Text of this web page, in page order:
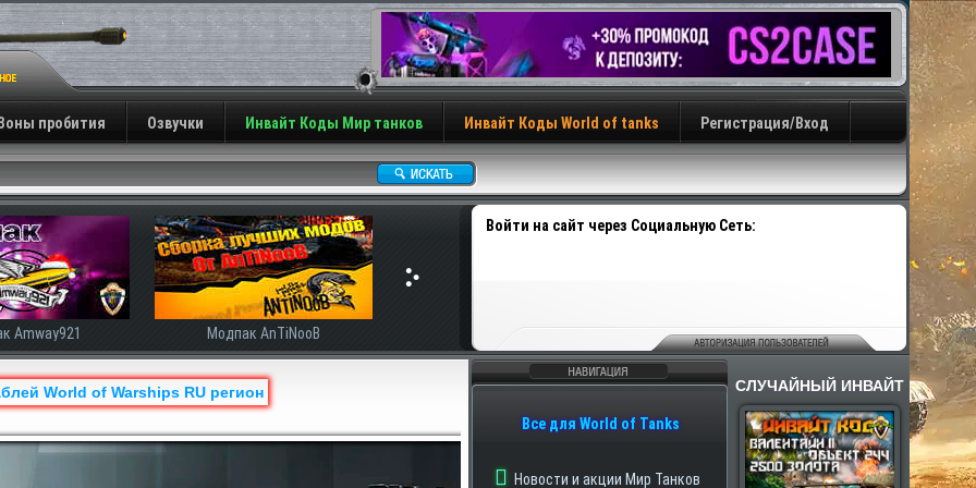
пробития Озвучки Инвайт Коды Мир танков Инвайт Коды World of tanks Регистрация/Вход
Войти на сайт через Социальную Сеть:
AnTiNooB Модпак Корбена
СЛУЧАЙНЫЙ ИНВАЙТ
Навигация
Все для World of Tanks
Новости и акции Мир Танков
World of Warships RU регион